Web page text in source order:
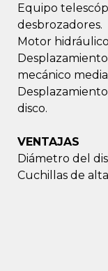
Equipo
desbrozadores.
Motor
mecánico
disco.
VENTAJAS
Diámetro del
Cuchillas de